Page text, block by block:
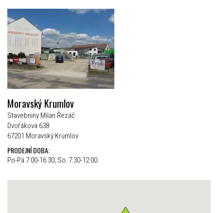
Moravský Krumlov
Stavebniny Milan Řezáč
Dvořákova 638
67201 Moravský Krumlov
PRODEJNÍ DOBA:
Po-Pá 7:00-16:30, So: 7:30-12:00